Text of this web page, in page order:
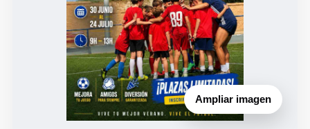
Ampliar imagen